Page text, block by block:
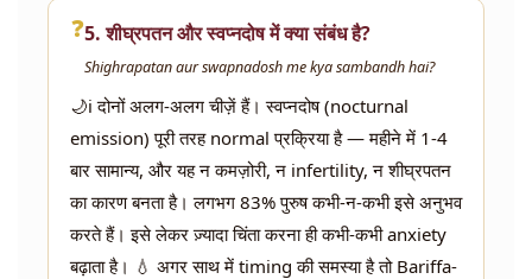
❓5. शीघ्रपतन और स्वप्नदोष में क्या संबंध है?
Shighrapatan aur swapnadosh me kya sambandh hai?
🌙ℹ️ दोनों अलग-अलग चीज़ें हैं। स्वप्नदोष (nocturnal
emission) पूरी तरह normal प्रक्रिया है — महीने में 1-4
बार सामान्य, और यह न कमज़ोरी, न infertility, न शीघ्रपतन
का कारण बनता है। लगभग 83% पुरुष कभी-न-कभी इसे अनुभव
करते हैं। इसे लेकर ज़्यादा चिंता करना ही कभी-कभी anxiety
बढ़ाता है। 💧 अगर साथ में timing की समस्या है तो Bariffa-